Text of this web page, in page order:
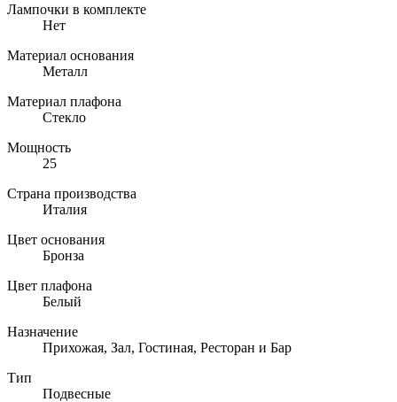
Лампочки в комплекте
Нет
Материал основания
Металл
Материал плафона
Стекло
Мощность
25
Страна производства
Италия
Цвет основания
Бронза
Цвет плафона
Белый
Назначение
Прихожая, Зал, Гостиная, Ресторан и Бар
Тип
Подвесные